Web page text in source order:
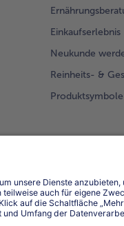
Einkaufserlebnis
Neukunde
Reinheits- &
Produktsymbole